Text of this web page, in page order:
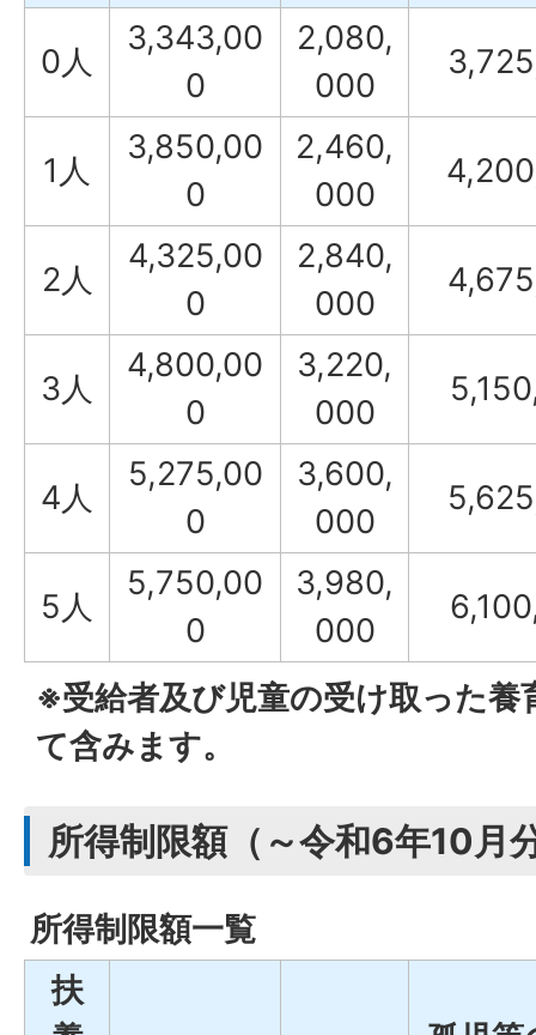
0人
3,343,00
0
2,080,
000
1人
3,850,00
0
2,460,
000
2人
4,325,00
0
2,840,
000
3人
4,800,00
0
3,220,
000
4人
5,275,00
0
3,600,
000
5人
5,750,00
0
3,980,
000
※受給者及び児童の受け取った
て含みます。
所得制限額（～令和6年10月
所得制限額一覧
扶